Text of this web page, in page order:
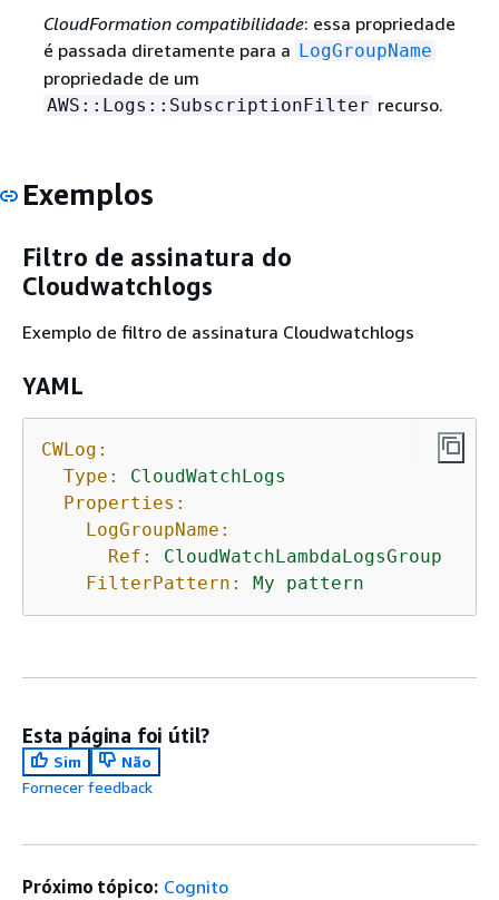
CloudFormation compatibilidade: essa propriedade
é passada diretamente para a LogGroupName
propriedade de um
AWS::Logs::SubscriptionFilter recurso.
Exemplos
Filtro de assinatura do
Cloudwatchlogs
Exemplo de filtro de assinatura Cloudwatchlogs
YAML
CWLog:
Type:
CloudWatchLogs
Properties:
LogGroupName:
Ref:
CloudWatchLambdaLogsGroup
FilterPattern:
My pattern
Esta página foi útil?
Sim
Não
Fornecer feedback
Próximo tópico: Cognito